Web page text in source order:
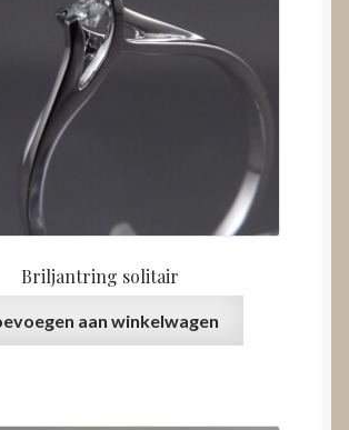
Briljantring solitair
aan winkelwagen